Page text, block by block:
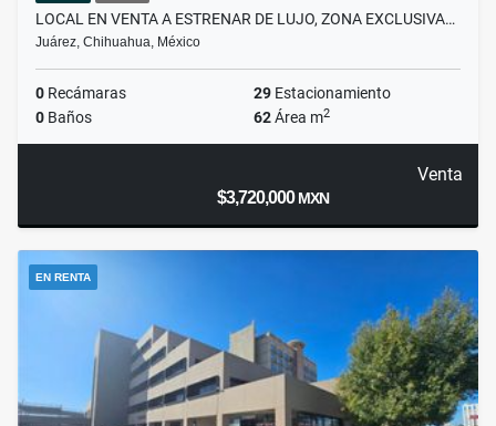
LOCAL EN VENTA A ESTRENAR DE LUJO, ZONA EXCLUSIVA…
Juárez, Chihuahua, México
0 Recámaras 29 Estacionamiento
0 Baños 62Área m2
Venta
$3,720,000MXN
EN RENTA